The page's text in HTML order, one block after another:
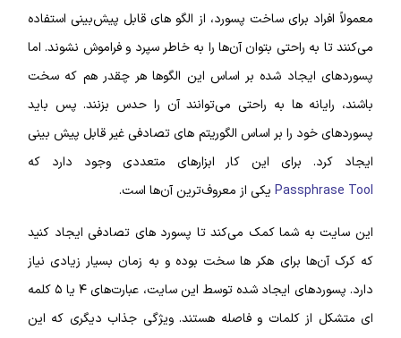
معمولاً افراد برای ساخت پسورد، از الگو‌ های قابل پیش‌بینی استفاده
می‌کنند تا به راحتی بتوان آن‌ها را به خاطر سپرد و فراموش نشوند. اما
پسورد‌های ایجاد شده بر اساس این الگو‌ها هر چقدر هم که سخت
باشند، رایانه‌ ها به راحتی می‌توانند آن را حدس بزنند. پس باید
پسورد‌های خود را بر اساس الگوریتم‌ های تصادفی غیر قابل پیش‌ بینی
ایجاد کرد. برای این کار ابزار‌های متعددی وجود دارد که
Passphrase Tool یکی از معروف‌ترین آن‌ها است.
این سایت به شما کمک می‌کند تا پسورد‌ های تصادفی ایجاد کنید
که کرک آن‌ها برای هکر‌ ها سخت بوده و به زمان بسیار زیادی نیاز
دارد. پسورد‌های ایجاد شده توسط این سایت، عبارت‌های ۴ یا ۵ کلمه‌
ای متشکل از کلمات و فاصله هستند. ویژگی جذاب دیگری که این